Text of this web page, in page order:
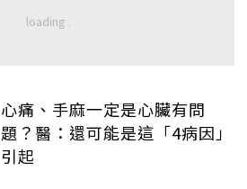
心痛、手麻一定是心臟有問
題？醫：還可能是這「4病因」
引起